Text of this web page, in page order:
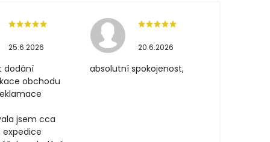
25.6.2026
dodání
obchodu
jsem cca
expedice
20.6.2026
absolutní spokojenost,